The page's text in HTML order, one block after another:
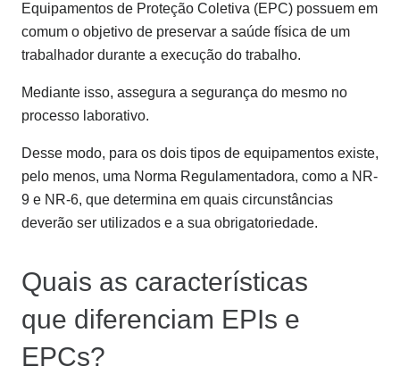
Equipamentos de Proteção Coletiva (EPC) possuem em
comum o objetivo de preservar a saúde física de um
trabalhador durante a execução do trabalho.
Mediante isso, assegura a segurança do mesmo no
processo laborativo.
Desse modo, para os dois tipos de equipamentos existe,
pelo menos, uma Norma Regulamentadora, como a NR-
9 e NR-6, que determina em quais circunstâncias
deverão ser utilizados e a sua obrigatoriedade.
Quais as características
que diferenciam EPIs e
EPCs?